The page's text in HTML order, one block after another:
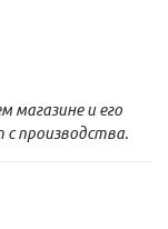
магазине и его
с производства.